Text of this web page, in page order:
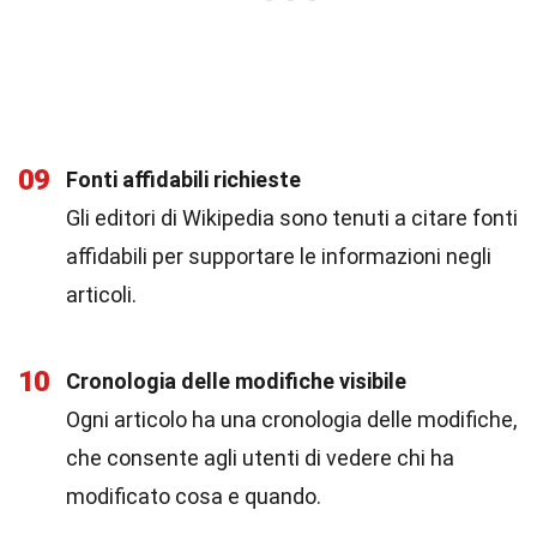
09
Fonti affidabili richieste
Gli editori di Wikipedia sono tenuti a citare fonti
affidabili per supportare le informazioni negli
articoli.
10
Cronologia delle modifiche visibile
Ogni articolo ha una cronologia delle modifiche,
che consente agli utenti di vedere chi ha
modificato cosa e quando.